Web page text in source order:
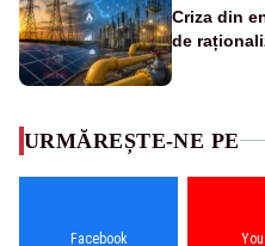
Criza din
de
URMĂREȘTE-NE PE
Facebook